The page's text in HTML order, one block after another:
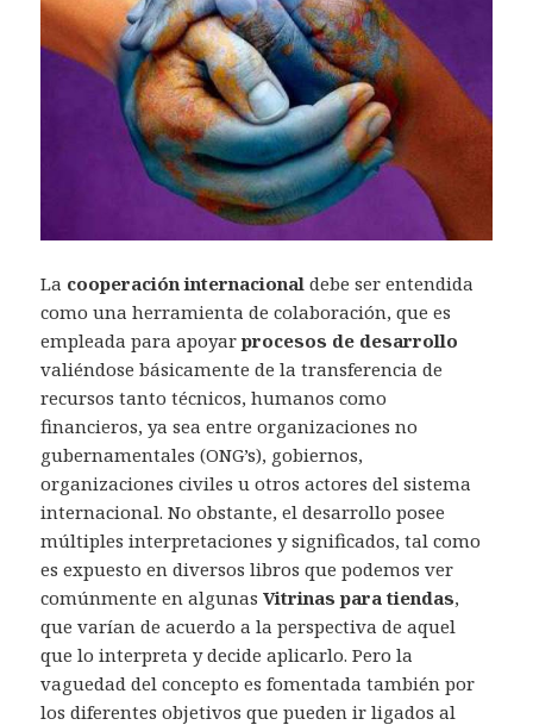
La cooperación internacional debe ser entendida
como una herramienta de colaboración, que es
empleada para apoyarprocesos de desarrollo
valiéndose básicamente de la transferencia de
recursos tanto técnicos, humanos como
financieros, ya sea entre organizaciones no
gubernamentales (ONG’s), gobiernos,
organizaciones civiles u otros actores del sistema
internacional. No obstante, el desarrollo posee
múltiples interpretaciones y significados, tal como
es expuesto en diversos libros que podemos ver
comúnmente en algunasVitrinas para tiendas,
que varían de acuerdo a la perspectiva de aquel
que lo interpreta y decide aplicarlo. Pero la
vaguedad del concepto es fomentada también por
los diferentes objetivos que pueden ir ligados al